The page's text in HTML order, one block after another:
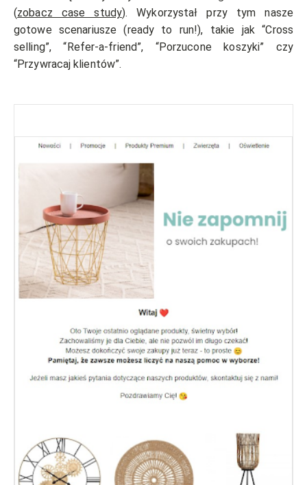
(zobacz case study). Wykorzystał przy tym nasze
gotowe scenariusze (ready to run!), takie jak “Cross
selling”, “Refer-a-friend”, “Porzucone koszyki” czy
“Przywracaj klientów”.